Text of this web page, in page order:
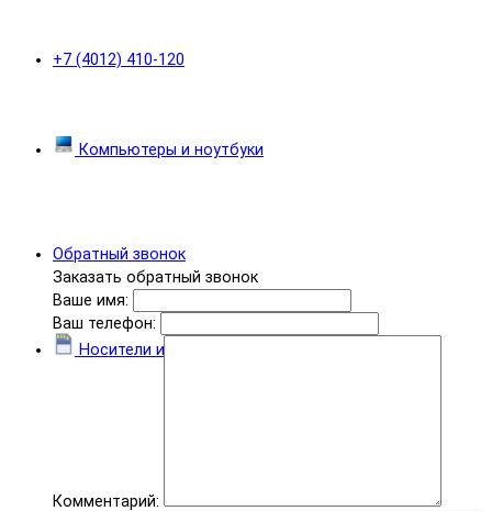
+7 (4012) 410-120
Обратный звонок
Заказать обратный звонок
Ваше имя:
Ваш телефон:
Комментарий:
Компьютеры и ноутбуки
Носители информации